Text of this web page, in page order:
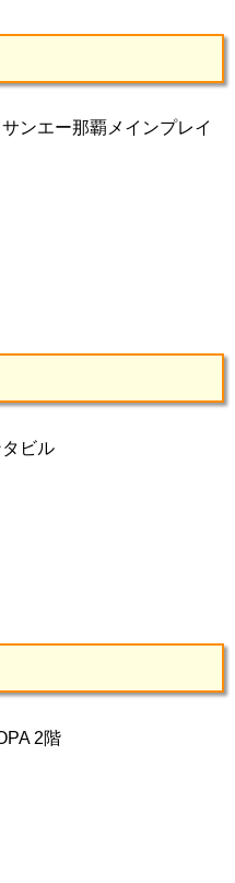
ンエー那覇メインプレイ
ビル
2階